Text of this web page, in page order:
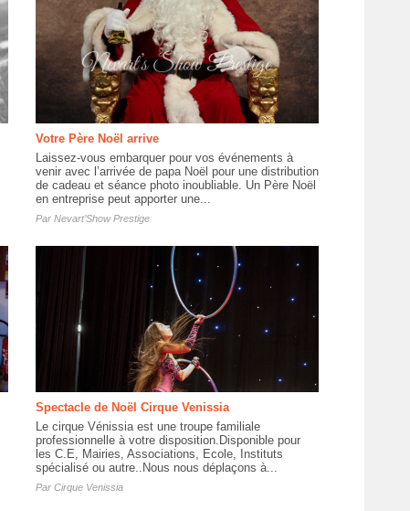
Votre Père Noël arrive
Laissez-vous embarquer pour vos événements à
venir avec l’arrivée de papa Noël pour une distribution
de cadeau et séance photo inoubliable. Un Père Noël
en entreprise peut apporter une...
Par Nevart’Show Prestige
Spectacle de Noël Cirque Venissia
Le cirque Vénissia est une troupe familiale
professionnelle à votre disposition.Disponible pour
les C.E, Mairies, Associations, Ecole, Instituts
spécialisé ou autre..Nous nous déplaçons à...
Par Cirque Venissia